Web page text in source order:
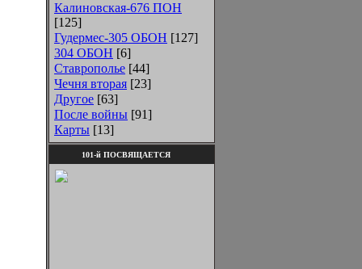
Калиновская-676 ПОН
[125]
Гудермес-305 ОБОН [127]
304 ОБОН [6]
Ставрополье [44]
Чечня вторая [23]
Другое [63]
После войны [91]
Карты [13]
101-й ПОСВЯЩАЕТСЯ